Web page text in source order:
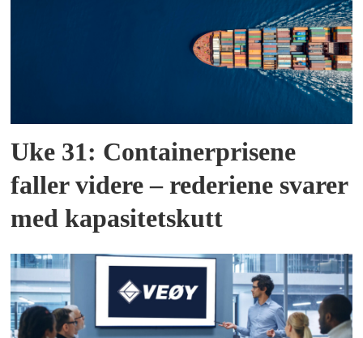
Uke 31: Containerprisene
faller videre – rederiene svarer
med kapasitetskutt